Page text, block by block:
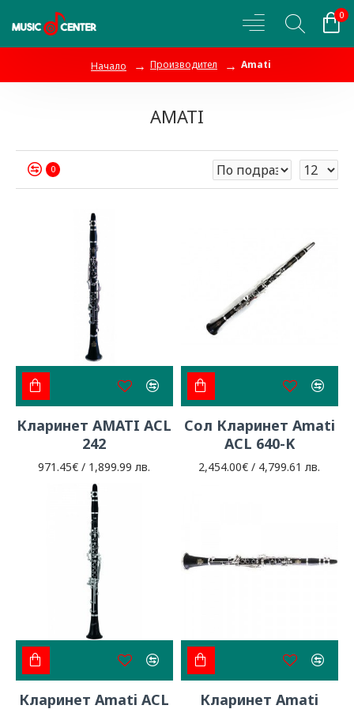
0
Начало Производител Amati
AMATI
0
Кларинет AMATI ACL
242
971.45€ / 1,899.99 лв.
Сол Кларинет Amati
ACL 640-K
2,454.00€ / 4,799.61 лв.
Кларинет Amati ACL
Кларинет Amati